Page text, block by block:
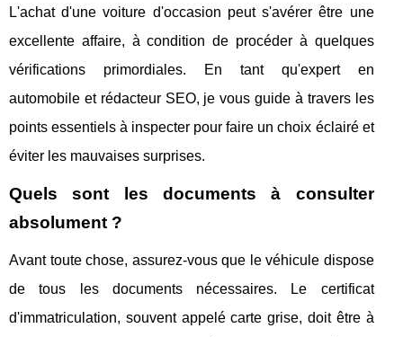
L'achat d'une voiture d'occasion peut s'avérer être une
excellente affaire, à condition de procéder à quelques
vérifications primordiales. En tant qu'expert en
automobile et rédacteur SEO, je vous guide à travers les
points essentiels à inspecter pour faire un choix éclairé et
éviter les mauvaises surprises.
Quels sont les documents à consulter
absolument ?
Avant toute chose, assurez-vous que le véhicule dispose
de tous les documents nécessaires. Le certificat
d'immatriculation, souvent appelé carte grise, doit être à